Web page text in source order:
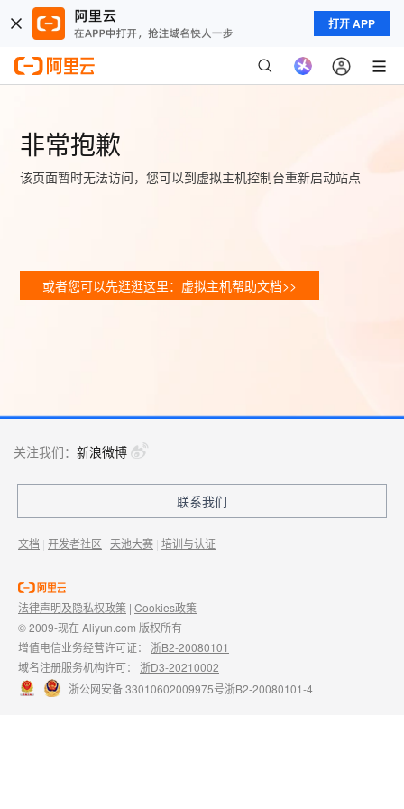
打开 APP
非常抱歉
该页面暂时无法访问，您可以到虚拟主机控制台重新启动站点
或者您可以先逛逛这里：虚拟主机帮助文档>>